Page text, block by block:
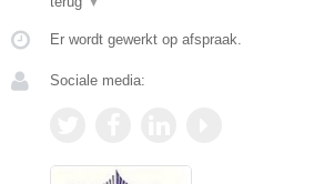
Er wordt gewerkt op afspraak.
Sociale media: